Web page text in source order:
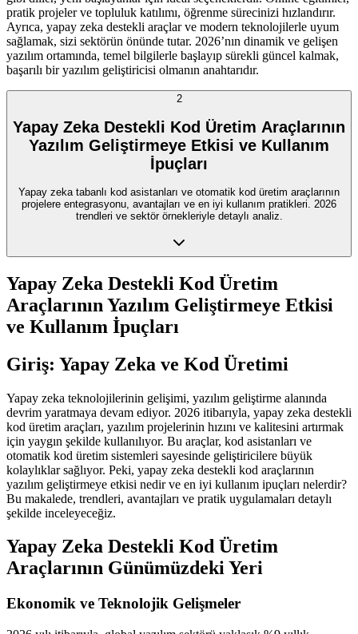
pratik projeler ve topluluk katılımı, öğrenme sürecinizi hızlandırır.
Ayrıca, yapay zeka destekli araçlar ve modern teknolojilerle uyum
sağlamak, sizi sektörün önünde tutar. 2026’nın dinamik ve gelişen
yazılım ortamında, temel bilgilerle başlayıp sürekli güncel kalmak,
başarılı bir yazılım geliştiricisi olmanın anahtarıdır.
2
Yapay Zeka Destekli Kod Üretim Araçlarının
Yazılım Geliştirmeye Etkisi ve Kullanım
İpuçları
Yapay zeka tabanlı kod asistanları ve otomatik kod üretim araçlarının
projelere entegrasyonu, avantajları ve en iyi kullanım pratikleri. 2026
trendleri ve sektör örnekleriyle detaylı analiz.
Yapay Zeka Destekli Kod Üretim
Araçlarının Yazılım Geliştirmeye Etkisi
ve Kullanım İpuçları
Giriş: Yapay Zeka ve Kod Üretimi
Yapay zeka teknolojilerinin gelişimi, yazılım geliştirme alanında
devrim yaratmaya devam ediyor. 2026 itibarıyla, yapay zeka destekli
kod üretim araçları, yazılım projelerinin hızını ve kalitesini artırmak
için yaygın şekilde kullanılıyor. Bu araçlar, kod asistanları ve
otomatik kod üretim sistemleri sayesinde geliştiricilere büyük
kolaylıklar sağlıyor. Peki, yapay zeka destekli kod araçlarının
yazılım geliştirmeye etkisi nedir ve en iyi kullanım ipuçları nelerdir?
Bu makalede, trendleri, avantajları ve pratik uygulamaları detaylı
şekilde inceleyeceğiz.
Yapay Zeka Destekli Kod Üretim
Araçlarının Günümüzdeki Yeri
Ekonomik ve Teknolojik Gelişmeler